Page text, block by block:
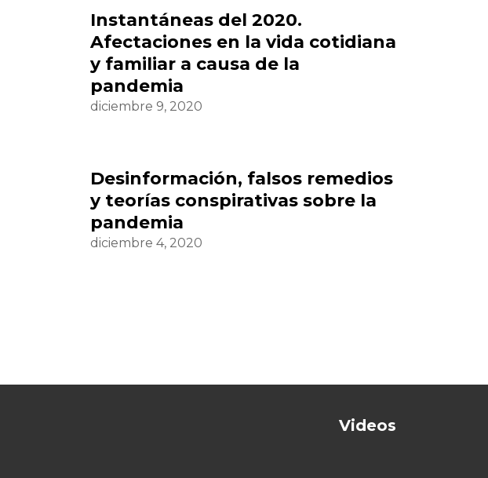
Instantáneas del 2020.
Afectaciones en la vida cotidiana
y familiar a causa de la
pandemia
diciembre 9, 2020
Desinformación, falsos remedios
y teorías conspirativas sobre la
pandemia
diciembre 4, 2020
Videos